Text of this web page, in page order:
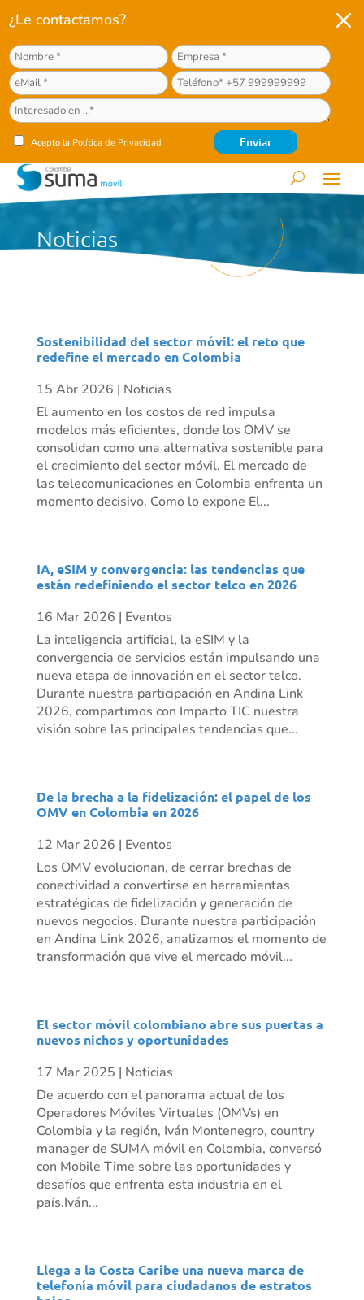
¿Le contactamos?
Acepto la Política de Privacidad
M
Noticias
Sostenibilidad del sector móvil: el reto que
redefine el mercado en Colombia
15 Abr 2026 | Noticias
El aumento en los costos de red impulsa
modelos más eficientes, donde los OMV se
consolidan como una alternativa sostenible para
el crecimiento del sector móvil. El mercado de
las telecomunicaciones en Colombia enfrenta un
momento decisivo. Como lo expone El...
IA, eSIM y convergencia: las tendencias que
están redefiniendo el sector telco en 2026
16 Mar 2026 | Eventos
La inteligencia artificial, la eSIM y la
convergencia de servicios están impulsando una
nueva etapa de innovación en el sector telco.
Durante nuestra participación en Andina Link
2026, compartimos con Impacto TIC nuestra
visión sobre las principales tendencias que...
De la brecha a la fidelización: el papel de los
OMV en Colombia en 2026
12 Mar 2026 | Eventos
Los OMV evolucionan, de cerrar brechas de
conectividad a convertirse en herramientas
estratégicas de fidelización y generación de
nuevos negocios. Durante nuestra participación
en Andina Link 2026, analizamos el momento de
transformación que vive el mercado móvil...
El sector móvil colombiano abre sus puertas a
nuevos nichos y oportunidades
17 Mar 2025 | Noticias
De acuerdo con el panorama actual de los
Operadores Móviles Virtuales (OMVs) en
Colombia y la región, Iván Montenegro, country
manager de SUMA móvil en Colombia, conversó
con Mobile Time sobre las oportunidades y
desafíos que enfrenta esta industria en el
país.Iván...
Llega a la Costa Caribe una nueva marca de
telefonía móvil para ciudadanos de estratos